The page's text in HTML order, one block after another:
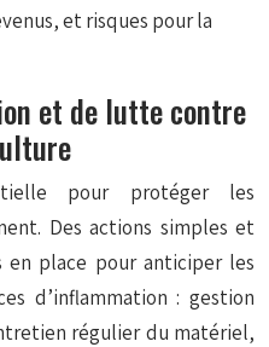
et risques pour la
et de lutte contre
pour protéger les
Des actions simples et
en place pour anticiper les
d’inflammation : gestion
régulier du matériel,